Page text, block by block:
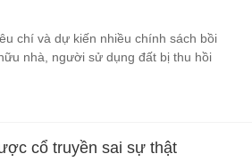
chí và dự kiến nhiều chính sách bồi
nhà, người sử dụng đất bị thu hồi
cổ truyền sai sự thật